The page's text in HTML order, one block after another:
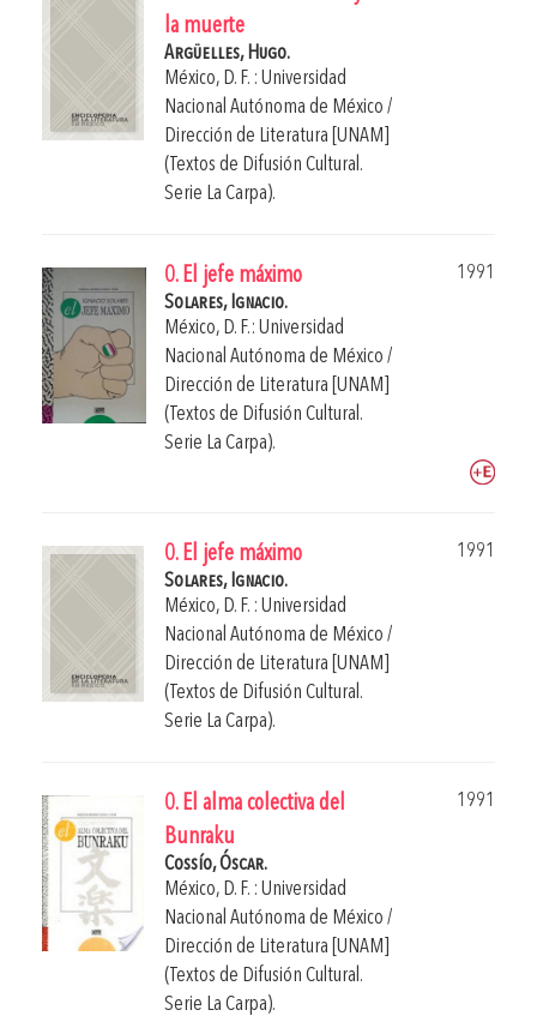
la muerte
Argüelles, Hugo.
México, D. F. : Universidad
Nacional Autónoma de México /
Dirección de Literatura [UNAM]
(Textos de Difusión Cultural.
Serie La Carpa).
0. El jefe máximo
1991
Solares, Ignacio.
México, D. F.: Universidad
Nacional Autónoma de México /
Dirección de Literatura [UNAM]
(Textos de Difusión Cultural.
Serie La Carpa).
0. El jefe máximo
1991
Solares, Ignacio.
México, D. F. : Universidad
Nacional Autónoma de México /
Dirección de Literatura [UNAM]
(Textos de Difusión Cultural.
Serie La Carpa).
0. El alma colectiva del
Bunraku
1991
Cossío, Óscar.
México, D. F. : Universidad
Nacional Autónoma de México /
Dirección de Literatura [UNAM]
(Textos de Difusión Cultural.
Serie La Carpa).